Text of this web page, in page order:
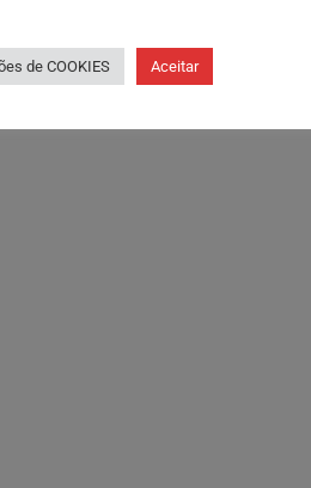
de COOKIES Aceitar